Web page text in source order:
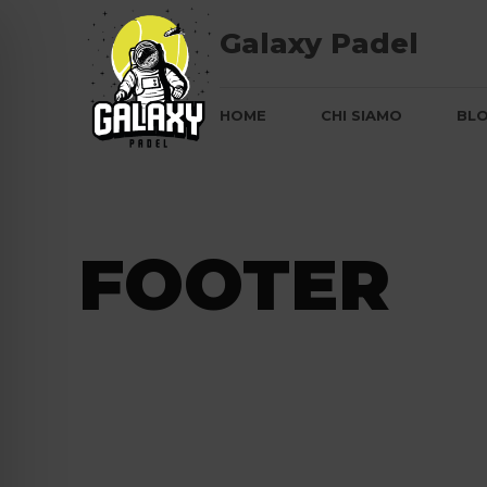
Galaxy Padel
HOME CHI SIAMO
FOOTER